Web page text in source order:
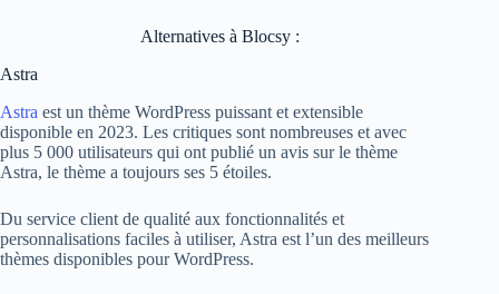
Alternatives à Blocsy :
Astra
Astra est un thème WordPress puissant et extensible
disponible en 2023. Les critiques sont nombreuses et avec
plus 5 000 utilisateurs qui ont publié un avis sur le thème
Astra, le thème a toujours ses 5 étoiles.
Du service client de qualité aux fonctionnalités et
personnalisations faciles à utiliser, Astra est l’un des meilleurs
thèmes disponibles pour WordPress.